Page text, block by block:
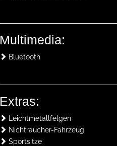
Multimedia:
Bluetooth
Extras:
Leichtmetallfelgen
Nichtraucher-Fahrzeug
Sportsitze